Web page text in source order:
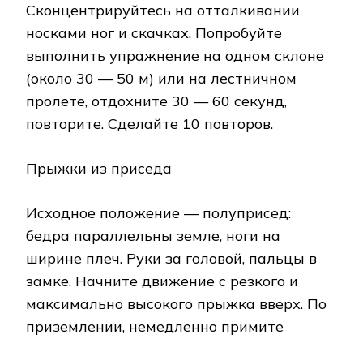
Сконцентрируйтесь на отталкивании
носками ног и скачках. Попробуйте
выполнить упражнение на одном склоне
(около 30 — 50 м) или на лестничном
пролете, отдохните 30 — 60 секунд,
повторите. Сделайте 10 повторов.
Прыжки из приседа
Исходное положение — полуприсед:
бедра параллельны земле, ноги на
ширине плеч. Руки за головой, пальцы в
замке. Начните движение с резкого и
максимально высокого прыжка вверх. По
приземлении, немедленно примите